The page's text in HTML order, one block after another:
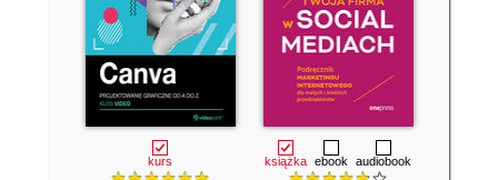
kurs książka ebook audiobook